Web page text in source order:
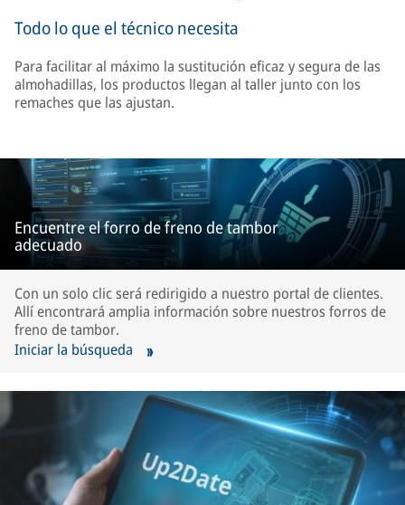
Todo lo que el técnico necesita
Para facilitar al máximo la sustitución eficaz y segura de las
almohadillas, los productos llegan al taller junto con los
remaches que las ajustan.
Encuentre el forro de freno de tambor
adecuado
Con un solo clic será redirigido a nuestro portal de clientes.
Allí encontrará amplia información sobre nuestros forros de
freno de tambor.
Iniciar la búsqueda